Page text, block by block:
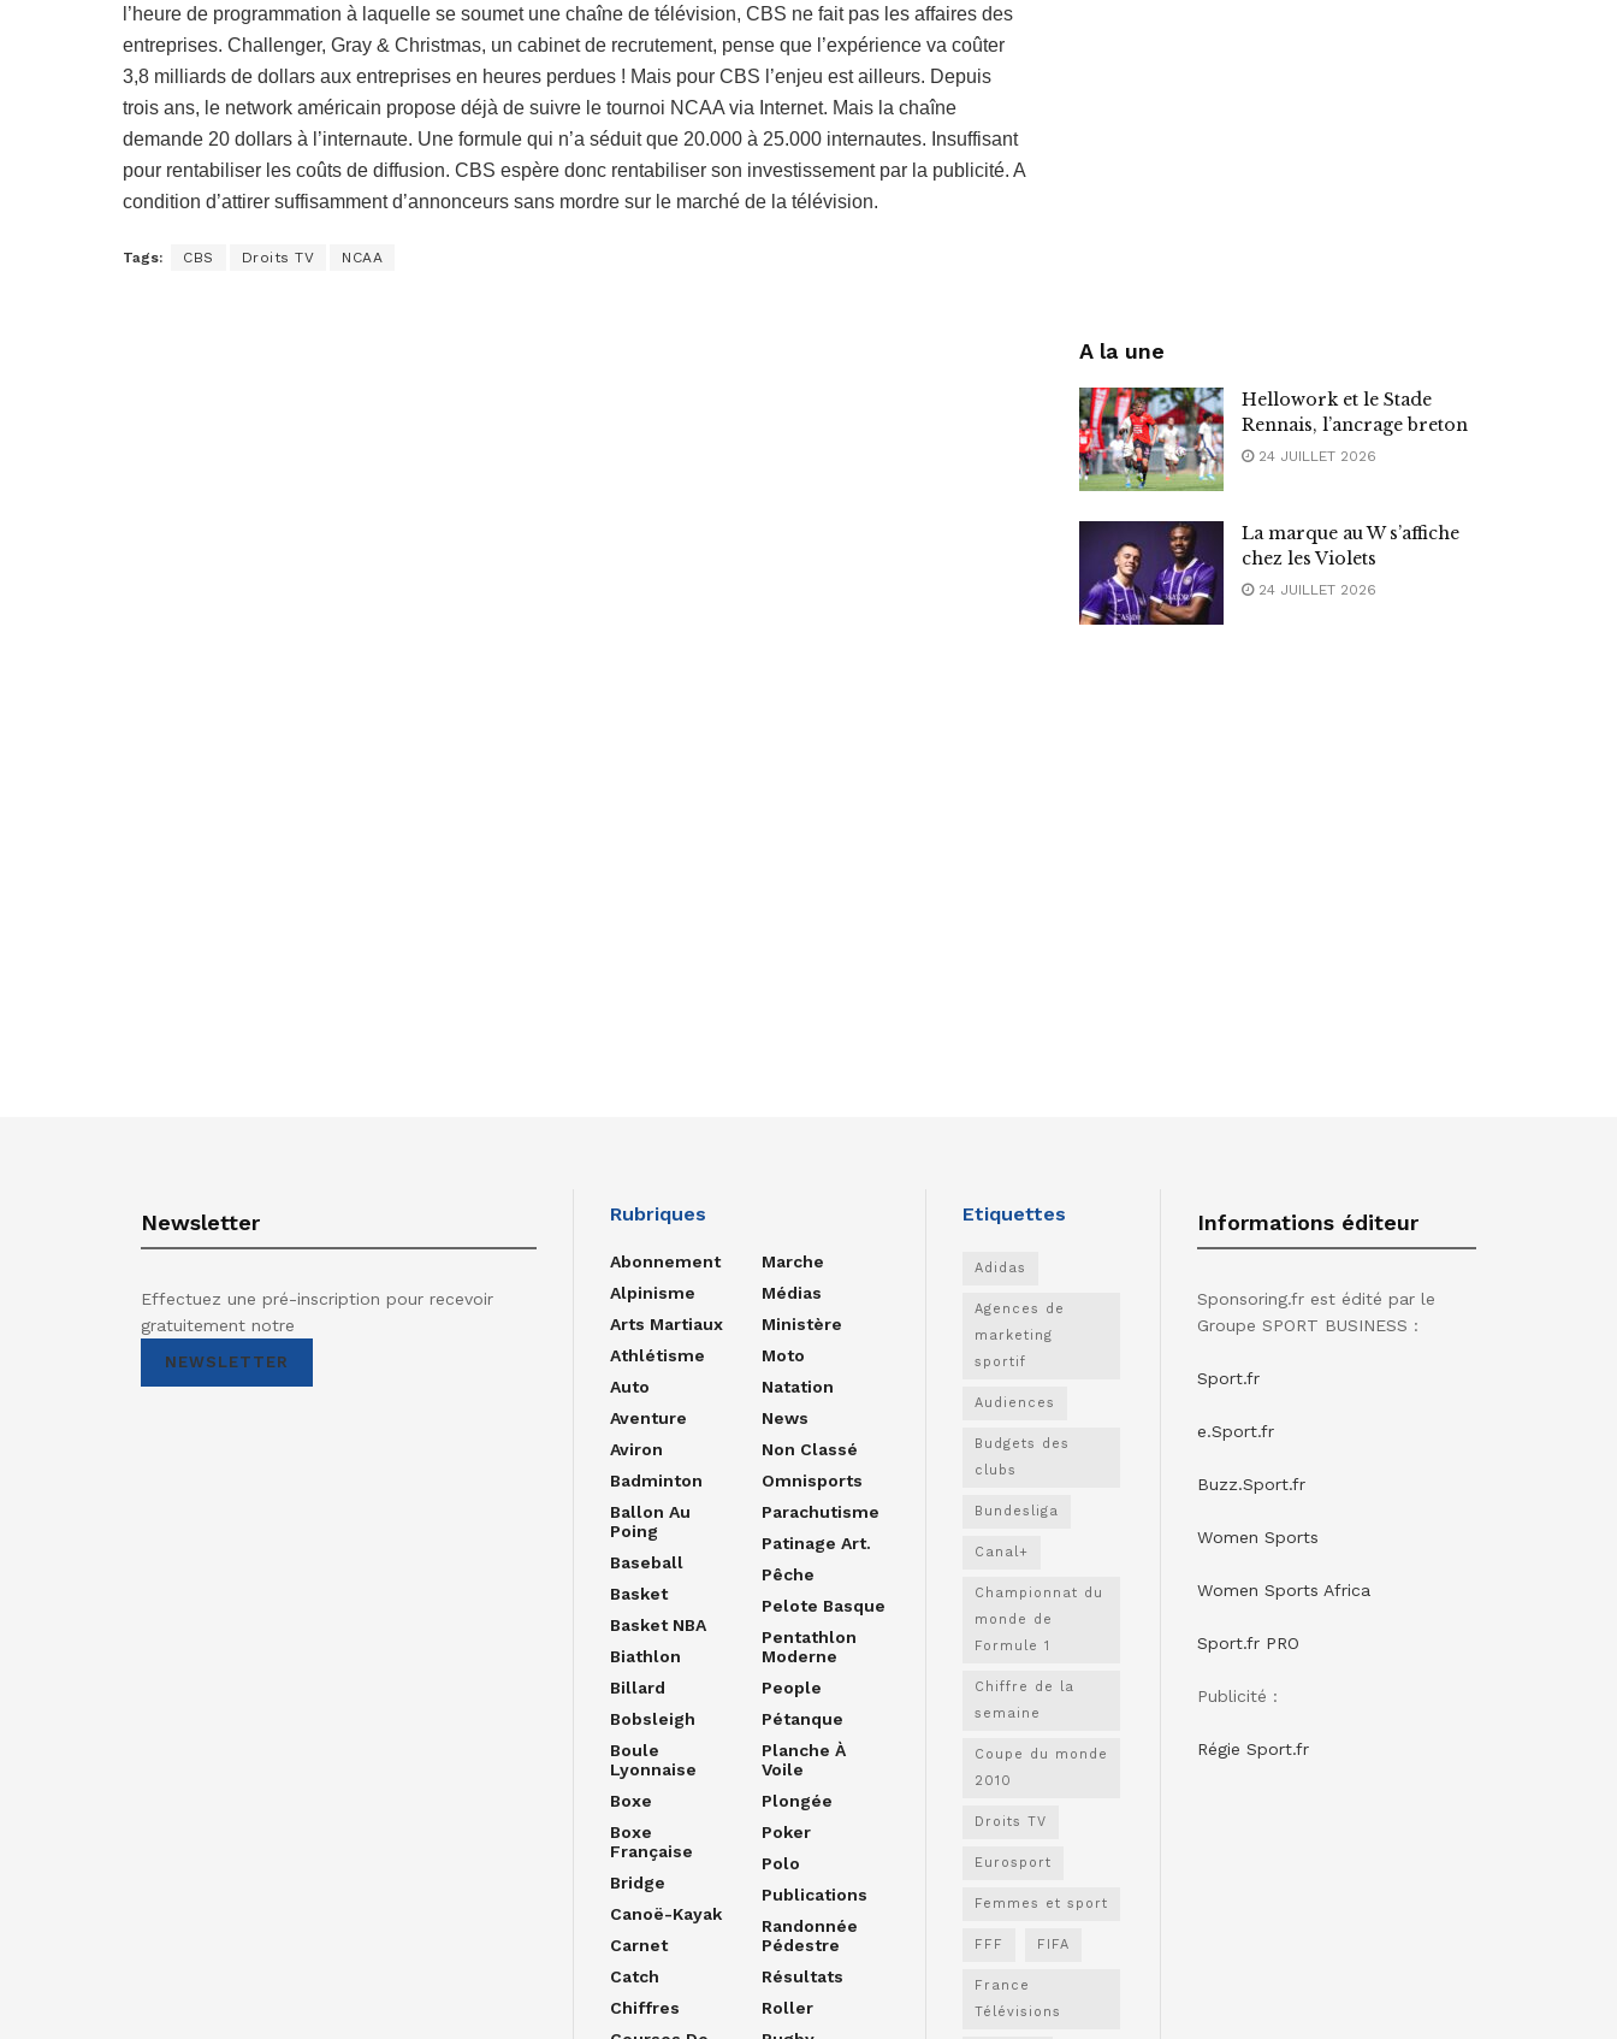
l’heure de programmation à laquelle se soumet une chaîne de télévision, CBS ne fait pas les affaires des
entreprises. Challenger, Gray & Christmas, un cabinet de recrutement, pense que l’expérience va coûter
3,8 milliards de dollars aux entreprises en heures perdues ! Mais pour CBS l’enjeu est ailleurs. Depuis
trois ans, le network américain propose déjà de suivre le tournoi NCAA via Internet. Mais la chaîne
demande 20 dollars à l’internaute. Une formule qui n’a séduit que 20.000 à 25.000 internautes. Insuffisant
pour rentabiliser les coûts de diffusion. CBS espère donc rentabiliser son investissement par la publicité. A
condition d’attirer suffisamment d’annonceurs sans mordre sur le marché de la télévision.
Tags: CBS Droits TV NCAA
A la une
Hellowork et le Stade
Rennais, l’ancrage breton
24 JUILLET 2026
La marque au W s’affiche
chez les Violets
24 JUILLET 2026
Newsletter
Effectuez une pré-inscription pour recevoir
gratuitement notre
NEWSLETTER
Rubriques
Abonnement
Alpinisme
Arts Martiaux
Athlétisme
Auto
Aventure
Aviron
Badminton
Ballon Au
Poing
Baseball
Basket
Basket NBA
Biathlon
Billard
Bobsleigh
Boule
Lyonnaise
Boxe
Boxe
Française
Bridge
Canoë-Kayak
Carnet
Catch
Chiffres
Marche
Médias
Ministère
Moto
Natation
News
Non Classé
Omnisports
Parachutisme
Patinage Art.
Pêche
Pelote Basque
Pentathlon
Moderne
People
Pétanque
Planche À
Voile
Plongée
Poker
Polo
Publications
Randonnée
Pédestre
Résultats
Roller
Etiquettes
Adidas
Agences de
marketing
sportif
Audiences
Budgets des
clubs
Bundesliga
Canal+
Championnat du
monde de
Formule 1
Chiffre de la
semaine
Coupe du monde
2010
Droits TV
Eurosport
Femmes et sport
FFF FIFA
France
Télévisions
Informations éditeur
Sponsoring.fr est édité par le
Groupe SPORT BUSINESS :
Sport.fr
e.Sport.fr
Buzz.Sport.fr
Women Sports
Women Sports Africa
Sport.fr PRO
Publicité :
Régie Sport.fr